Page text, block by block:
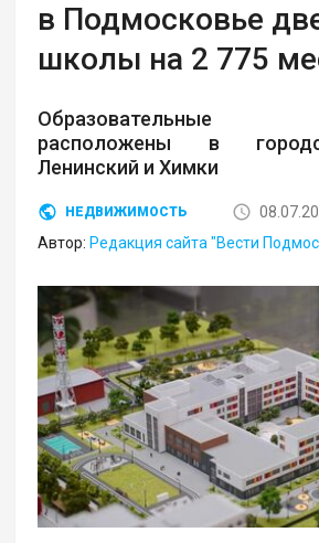
в Подмосковье
школы на 2 775
Образовательные
расположены в
Ленинский и Химки
НЕДВИЖИМОСТЬ
Автор: Редакция сайта "Вести